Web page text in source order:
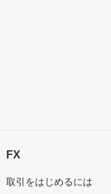
FX
取引をはじめるには